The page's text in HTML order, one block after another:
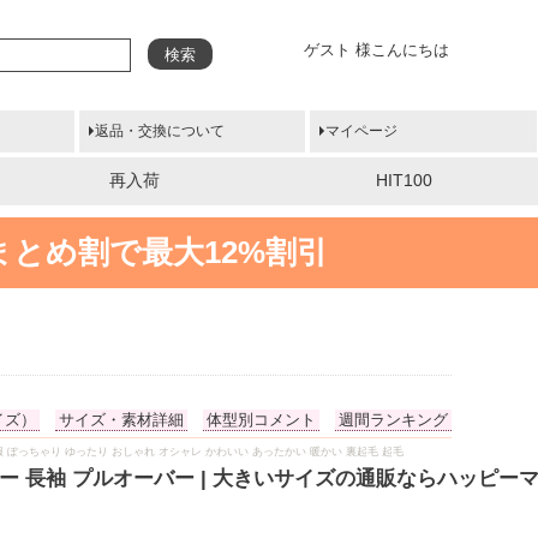
ゲスト 様こんにちは
検索
返品・交換について マイページ
再入荷 HIT100
め割で最大12%割引
） サイズ・素材詳細 体型別コメント 週間ランキング
っちゃり ゆったり おしゃれ オシャレ かわいい あったかい 暖かい 裏起毛 起毛
長袖 プルオーバー | 大きいサイズの通販ならハッピー